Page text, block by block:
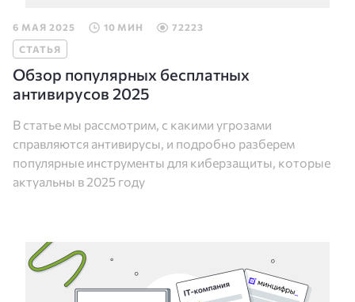
6 МАЯ 2025 10 МИН
72223
СТАТЬЯ
Обзор популярных бесплатных
антивирусов 2025
В статье мы рассмотрим, с какими угрозами
справляются антивирусы, и подробно разберем
популярные инструменты для киберзащиты, которые
актуальны в 2025 году